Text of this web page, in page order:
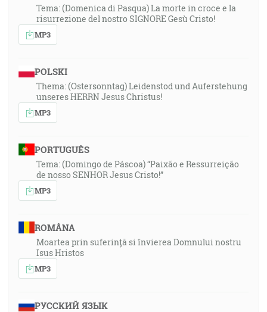
Tema: (Domenica di Pasqua) La morte in croce e la
risurrezione del nostro SIGNORE Gesù Cristo!
MP3
POLSKI
Thema: (Ostersonntag) Leidenstod und Auferstehung
unseres HERRN Jesus Christus!
MP3
PORTUGUÊS
Tema: (Domingo de Páscoa) “Paixão e Ressurreição
de nosso SENHOR Jesus Cristo!”
MP3
ROMÂNA
Moartea prin suferință si învierea Domnului nostru
Isus Hristos
MP3
РУССКИЙ ЯЗЫК